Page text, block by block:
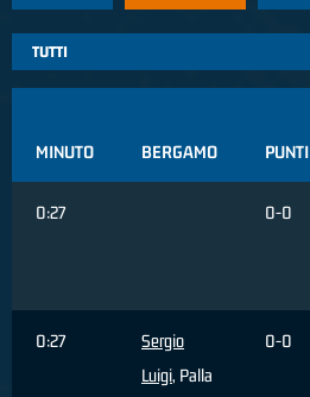
MINUTO BERGAMO PUNTI
0:27 0-0
0:27
Sergio
Luigi, Palla
0-0